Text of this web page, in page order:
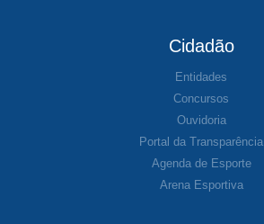
Cidadão
Entidades
Concursos
Ouvidoria
Portal da Transparência
Agenda de Esporte
Arena Esportiva